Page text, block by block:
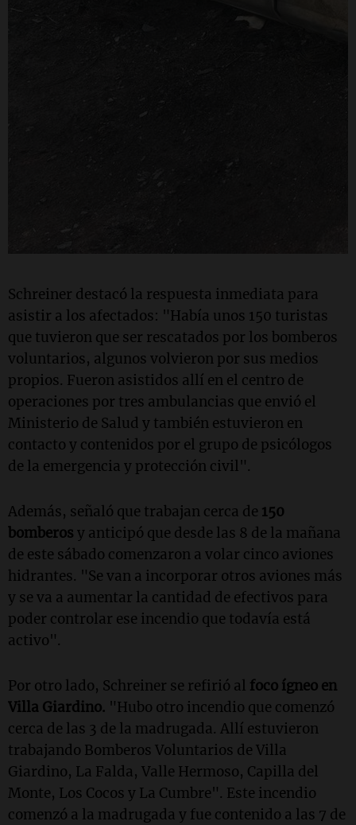
Schreiner destacó la respuesta inmediata para
asistir a los afectados: "Había unos 150 turistas
que tuvieron que ser rescatados por los bomberos
voluntarios, algunos volvieron por sus medios
propios. Fueron asistidos allí en el centro de
operaciones por tres ambulancias que envió el
Ministerio de Salud y también estuvieron en
contacto y contenidos por el grupo de psicólogos
de la emergencia y protección civil".
Además, señaló que trabajan cerca de 150
bomberos y anticipó que desde las 8 de la mañana
de este sábado comenzaron a volar cinco aviones
hidrantes. "Se van a incorporar otros aviones más
y se va a aumentar la cantidad de efectivos para
poder controlar ese incendio que todavía está
activo".
Por otro lado, Schreiner se refirió al foco ígneo en
Villa Giardino. "Hubo otro incendio que comenzó
cerca de las 3 de la madrugada. Allí estuvieron
trabajando Bomberos Voluntarios de Villa
Giardino, La Falda, Valle Hermoso, Capilla del
Monte, Los Cocos y La Cumbre". Este incendio
comenzó a la madrugada y fue contenido a las 7 de